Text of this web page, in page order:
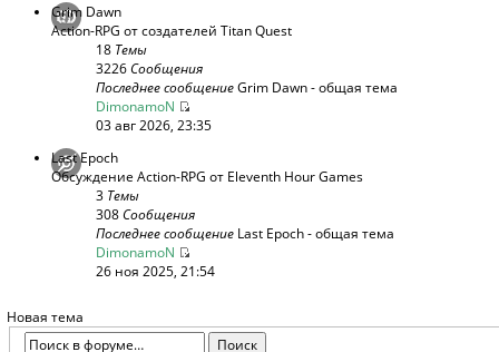
Grim Dawn
Action-RPG от создателей Titan Quest
18 Темы
3226Сообщения
Последнее сообщениеGrim Dawn - общая тема
DimonamoN
03 авг 2026, 23:35
Last Epoch
Обсуждение Action-RPG от Eleventh Hour Games
3 Темы
308Сообщения
Последнее сообщение Last Epoch - общая тема
DimonamoN
26 ноя 2025, 21:54
Новая тема